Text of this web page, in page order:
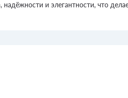
надёжности и элегантности, что